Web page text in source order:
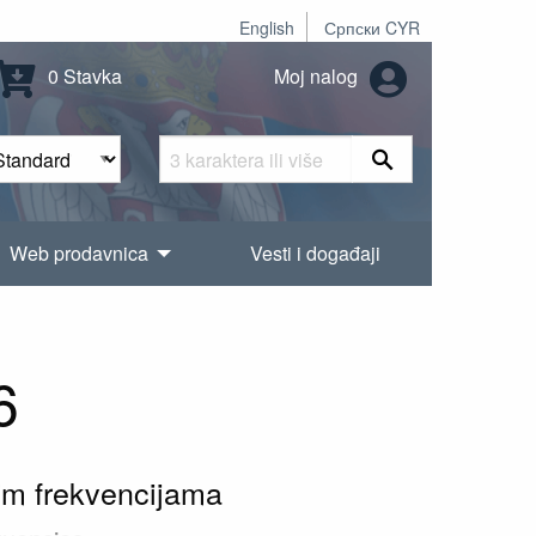
English Српски CYR
0 Stavka Moj nalog
Web prodavnica Vesti i događaji
frekvencijama